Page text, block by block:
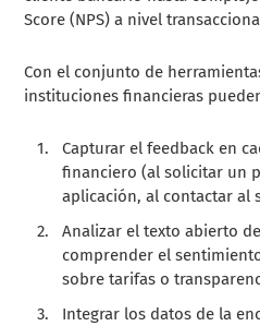
Score (NPS) a nivel
Con el conjunto de
instituciones financieras
Capturar el feedback en
financiero (al solicitar un
aplicación, al contactar al
Analizar el texto abierto
comprender el
sobre tarifas o
Integrar los datos de la